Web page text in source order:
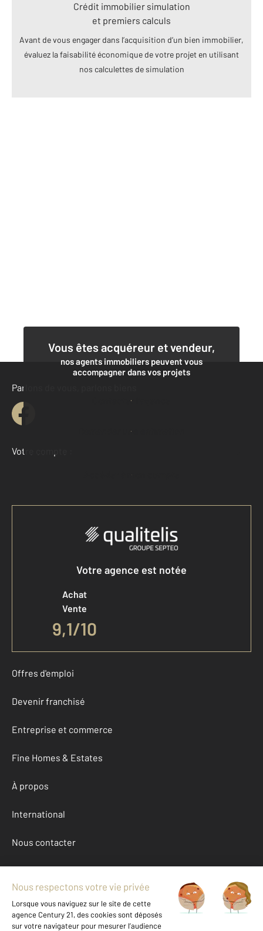
Crédit immobilier simulation
et premiers calculs
Avant de vous engager dans l’acquisition d’un bien immobilier,
évaluez la faisabilité économique de votre projet en utilisant
nos calculettes de simulation
Vous êtes acquéreur et vendeur,
nos agents immobiliers peuvent vous
accompagner dans vos projets
Contacter l'agence
Demander une estimation
Parlons de vous, parlons biens
Votre compte :
Accéder à mon compte
Votre agence est notée
Achat
Vente
9,1/10
Offres d'emploi
Devenir franchisé
Entreprise et commerce
Fine Homes & Estates
À propos
International
Nous contacter
Mentions légales & CGU et Barèmes d'honoraires
Données personnelles
Gestionnaire des cookies